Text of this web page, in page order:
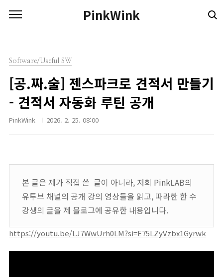
PinkWink
Software/Useful SW
[공.짜.술] 젠스파크로 견적서 만들기
- 견적서 자동화 루틴 공개
PinkWink 2026. 2. 25. 08:00
본 글은 제가 직접 쓴 글이 아니라, 저희 PinkLAB의
유투브 채널의 공개 강의 영상들을 읽고, 따라한 한 수
강생의 글을 제 블로그에 공유한 내용입니다.
https://youtu.be/LJ7WwUrh0LM?si=E75LZyVzbx1Gyrwk